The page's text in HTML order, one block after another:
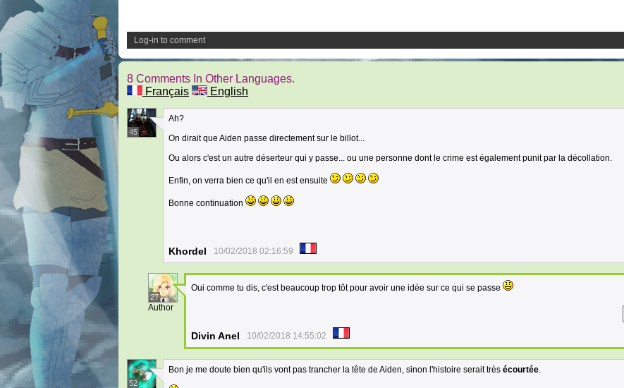
Log-in to comment
8 Comments In Other Languages.
Français
English
45
Ah?
On dirait que Aiden passe directement sur le billot...
Ou alors c'est un autre déserteur qui y passe... ou une personne dont le crime est également punit par la décollation.
Enfin, on verra bien ce qu'il en est ensuite
Bonne continuation
Khordel 10/02/2018 02:16:59
27
Author
Oui comme tu dis, c'est beaucoup trop tôt pour avoir une idée sur ce qui se passe
Divin Anel 10/02/2018 14:55:02
52
Bon je me doute bien qu'ils vont pas trancher la tête de Aiden, sinon l'histoire serait très écourtée.